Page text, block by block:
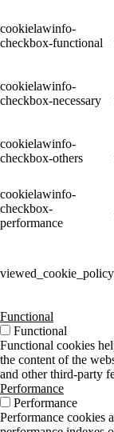
cookielawinfo-
checkbox-functional
cookielawinfo-
checkbox-necessary
cookielawinfo-
checkbox-others
cookielawinfo-
checkbox-
performance
viewed_cookie_policy
Functional
Functional
Functional cookies
the content of the
and other third-party
Performance
Performance
Performance cookies